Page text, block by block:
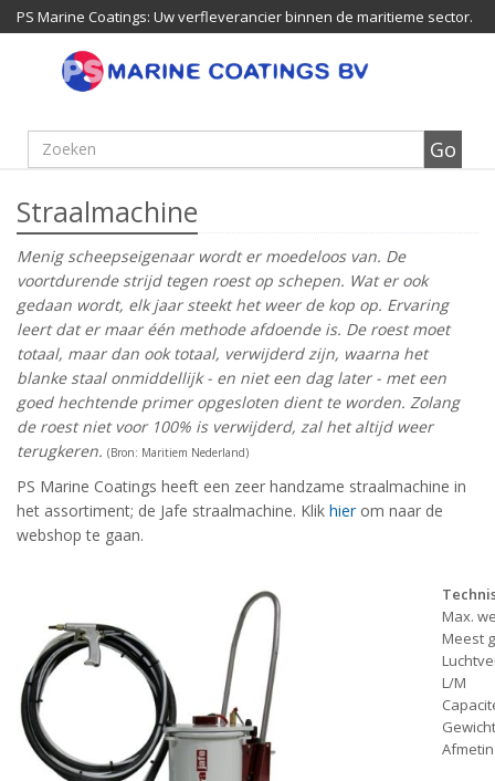
PS Marine Coatings: Uw verfleverancier binnen de maritieme sector.
Straalmachine
Menig scheepseigenaar wordt er moedeloos van. De
voortdurende strijd tegen roest op schepen. Wat er ook
gedaan wordt, elk jaar steekt het weer de kop op. Ervaring
leert dat er maar één methode afdoende is. De roest moet
totaal, maar dan ook totaal, verwijderd zijn, waarna het
blanke staal onmiddellijk - en niet een dag later - met een
goed hechtende primer opgesloten dient te worden. Zolang
de roest niet voor 100% is verwijderd, zal het altijd weer
terugkeren. (Bron: Maritiem Nederland)
PS Marine Coatings heeft een zeer handzame straalmachine in
het assortiment; de Jafe straalmachine. Klik hierom naar de
webshop te gaan.
Max.
Meest
L/M